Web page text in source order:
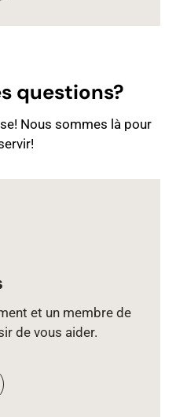
questions?
Nous sommes là pour
et un membre de
de vous aider.